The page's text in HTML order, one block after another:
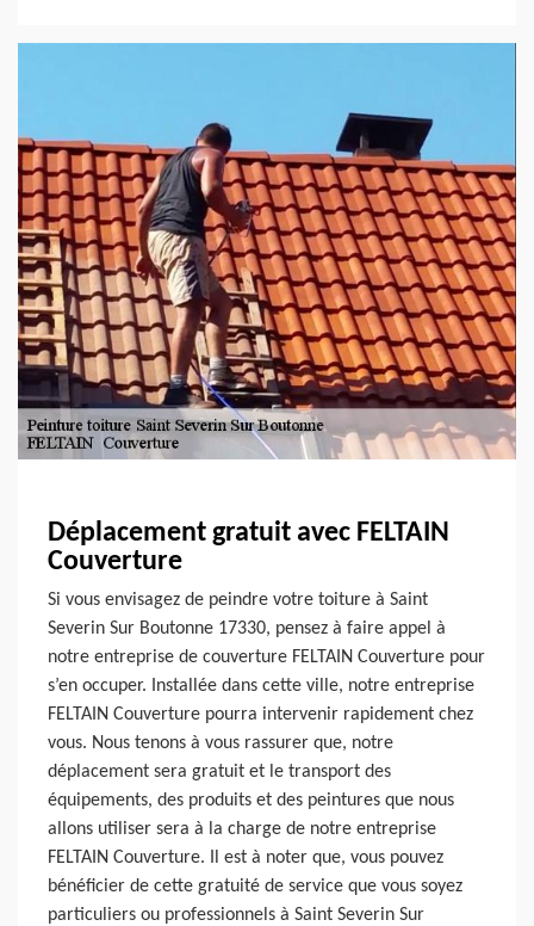
Déplacement gratuit avec FELTAIN
Couverture
Si vous envisagez de peindre votre toiture à Saint
Severin Sur Boutonne 17330, pensez à faire appel à
notre entreprise de couverture FELTAIN Couverture pour
s’en occuper. Installée dans cette ville, notre entreprise
FELTAIN Couverture pourra intervenir rapidement chez
vous. Nous tenons à vous rassurer que, notre
déplacement sera gratuit et le transport des
équipements, des produits et des peintures que nous
allons utiliser sera à la charge de notre entreprise
FELTAIN Couverture. Il est à noter que, vous pouvez
bénéficier de cette gratuité de service que vous soyez
particuliers ou professionnels à Saint Severin Sur